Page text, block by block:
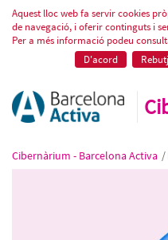
Wireshark:
Aquest lloc web fa servir cookies
de navegació, i oferir continguts i
Per a més informació podeu
D'acord
Cibernàrium - Barcelona Activa /